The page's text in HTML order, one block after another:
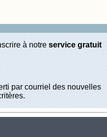
à notre service gratuit
par courriel des nouvelles